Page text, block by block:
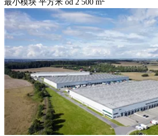
最小模块 平方米 od 2 500 m